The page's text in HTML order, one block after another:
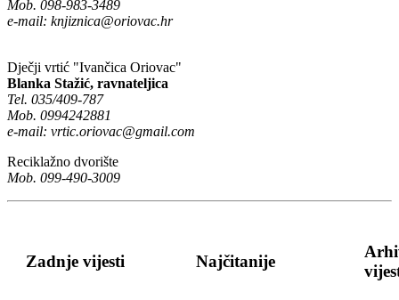
Mob. 098-983-3489
e-mail: knjiznica@oriovac.hr
Dječji vrtić "Ivančica Oriovac"
Blanka Stažić, ravnateljica
Tel. 035/409-787
Mob. 0994242881
e-mail: vrtic.oriovac@gmail.com
Reciklažno dvorište
Mob. 099-490-3009
Zadnje vijesti Najčitanije